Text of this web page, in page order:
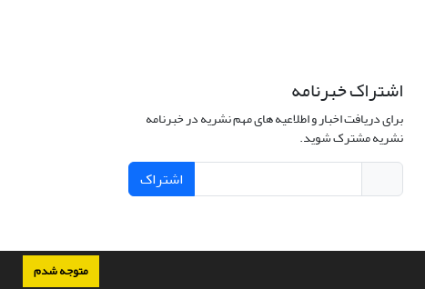
متوجه شدم
اشتراک خبرنامه
برای دریافت اخبار و اطلاعیه های مهم نشریه در خبرنامه
نشریه مشترک شوید.
اشتراک